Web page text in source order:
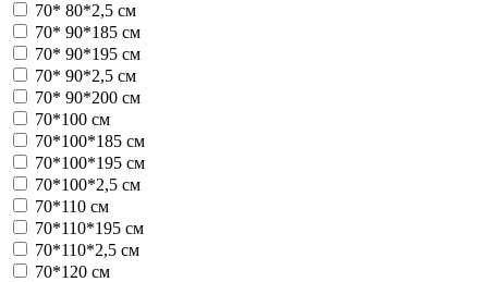
70* 80*2,5 см
70* 90*185 см
70* 90*195 см
70* 90*2,5 см
70* 90*200 см
70*100 см
70*100*185 см
70*100*195 см
70*100*2,5 см
70*110 см
70*110*195 см
70*110*2,5 см
70*120 см